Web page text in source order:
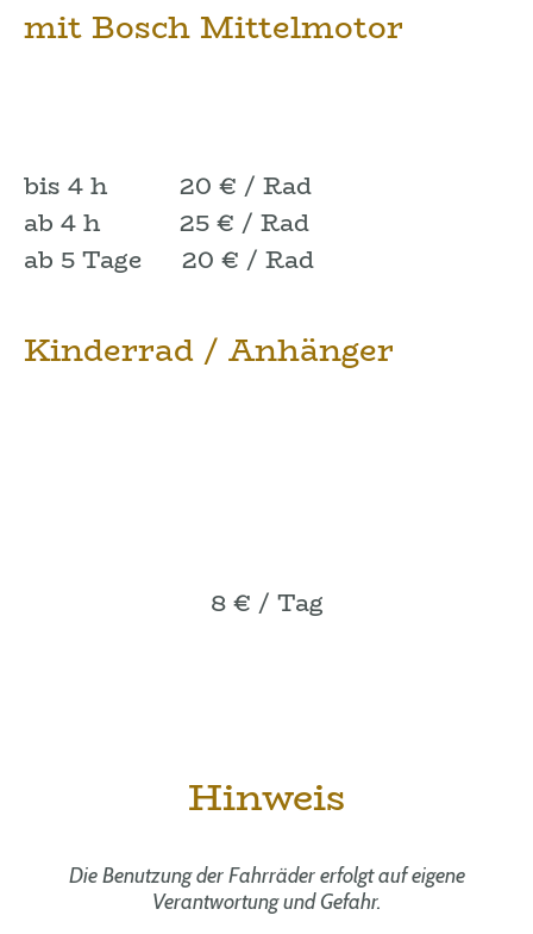
mit Bosch Mittelmotor
bis 4 h 20 € / Rad
ab 4 h 25 € / Rad
ab 5 Tage 20 € / Rad
Kinderrad / Anhänger
8 € / Tag
Hinweis
Die Benutzung der Fahrräder erfolgt auf eigene
Verantwortung und Gefahr.